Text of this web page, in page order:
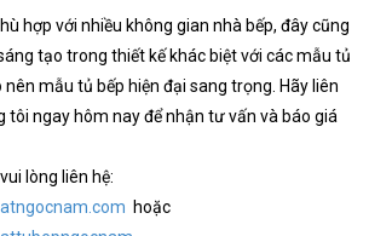
hợp với nhiều không gian nhà bếp, đây cũng
tạo trong thiết kế khác biệt với các mẫu tủ
mẫu tủ bếp hiện đại sang trọng. Hãy liên
tôi ngay hôm nay để nhận tư vấn và báo giá
lòng liên hệ:
hoặc